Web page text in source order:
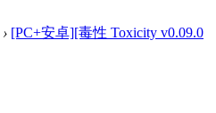
› [PC+安卓][毒性 Toxicity v0.09.0